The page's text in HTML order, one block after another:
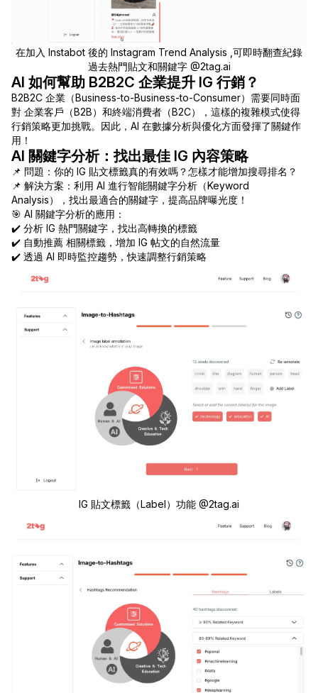
在加入 Instabot 後的 Instagram Trend Analysis ,可即時翻查紀錄
過去熱門貼文和關鍵字 @2tag.ai
AI 如何幫助 B2B2C 企業提升 IG 行銷？
B2B2C 企業（Business-to-Business-to-Consumer）需要同時面
對 企業客戶（B2B）和終端消費者（B2C），這樣的複雜模式使得
行銷策略更加挑戰。因此，AI 在數據分析與優化方面發揮了關鍵作
用！
AI 關鍵字分析：找出最佳 IG 內容策略
📌 問題：你的 IG 貼文標籤真的有效嗎？怎樣才能增加搜尋排名？
📌 解決方案：利用 AI 進行智能關鍵字分析（Keyword
Analysis），找出最適合的關鍵字，提高品牌曝光度！
🎯 AI 關鍵字分析的應用：
✔️ 分析 IG 熱門關鍵字，找出高轉換的標籤
✔️ 自動推薦 相關標籤，增加 IG 帖文的自然流量
✔️ 透過 AI 即時監控趨勢，快速調整行銷策略
IG 貼文標籤（Label）功能 @2tag.ai